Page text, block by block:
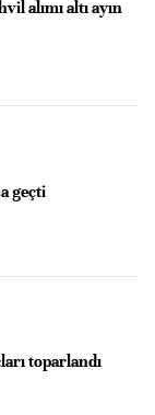
alımı altı ayın
geçti
toparlandı